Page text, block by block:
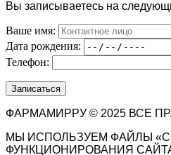
Вы записываетесь на
Ваше имя:
Дата рождения:
Телефон:
ФАРМАМИРРУ © 2025 ВСЕ
МЫ ИСПОЛЬЗУЕМ ФАЙЛЫ
ФУНКЦИОНИРОВАНИЯ